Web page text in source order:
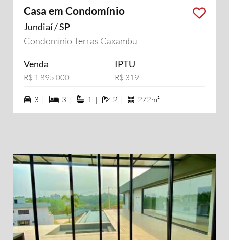
Casa em Condomínio
Jundiaí / SP
Condomínio Terras Caxambu
Venda
R$ 1.895.000
IPTU
R$ 319
3 vagas na garagem
3 | 3 dormiórios
3 | 1 suítes
1 | 2 banheiros
2 | 272m²